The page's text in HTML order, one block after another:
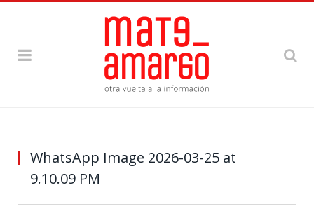
WhatsApp Image 2026-03-25 at
9.10.09 PM